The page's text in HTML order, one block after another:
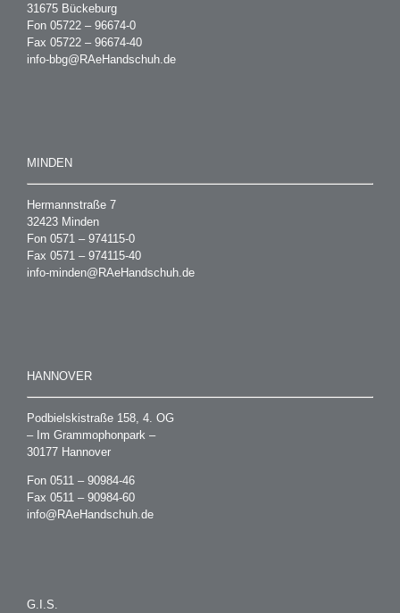
31675 Bückeburg
Fon 05722 – 96674-0
Fax 05722 – 96674-40
info-bbg@RAeHandschuh.de
MINDEN
Hermannstraße 7
32423 Minden
Fon 0571 – 974115-0
Fax 0571 – 974115-40
info-minden@RAeHandschuh.de
HANNOVER
Podbielskistraße 158, 4. OG
– Im Grammophonpark –
30177 Hannover
Fon 0511 – 90984-46
Fax 0511 – 90984-60
info@RAeHandschuh.de
G.I.S.